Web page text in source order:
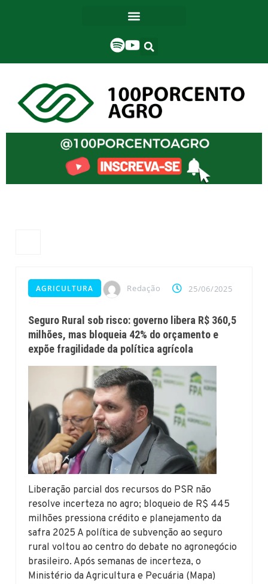
AGRICULTURA Redação 25/06/2025
Seguro Rural sob risco: governo libera R$ 360,5
milhões, mas bloqueia 42% do orçamento e
expõe fragilidade da política agrícola
Liberação parcial dos recursos do PSR não
resolve incerteza no agro; bloqueio de R$ 445
milhões pressiona crédito e planejamento da
safra 2025 A política de subvenção ao seguro
rural voltou ao centro do debate no agronegócio
brasileiro. Após semanas de incerteza, o
Ministério da Agricultura e Pecuária (Mapa)